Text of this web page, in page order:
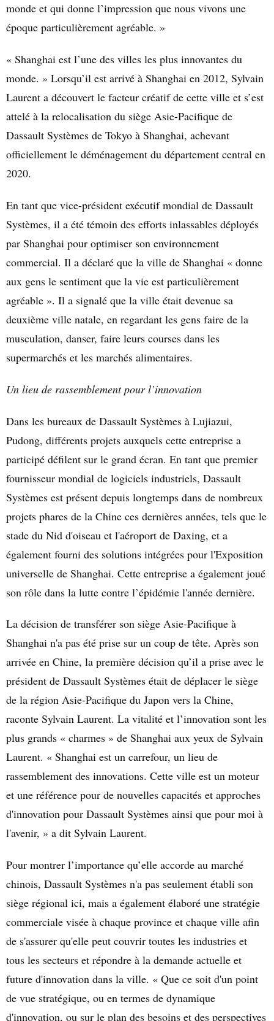
monde et qui donne l’impression que nous vivons une
époque particulièrement agréable. »
« Shanghai est l’une des villes les plus innovantes du
monde. » Lorsqu’il est arrivé à Shanghai en 2012, Sylvain
Laurent a découvert le facteur créatif de cette ville et s’est
attelé à la relocalisation du siège Asie-Pacifique de
Dassault Systèmes de Tokyo à Shanghai, achevant
officiellement le déménagement du département central en
2020.
En tant que vice-président exécutif mondial de Dassault
Systèmes, il a été témoin des efforts inlassables déployés
par Shanghai pour optimiser son environnement
commercial. Il a déclaré que la ville de Shanghai « donne
aux gens le sentiment que la vie est particulièrement
agréable ». Il a signalé que la ville était devenue sa
deuxième ville natale, en regardant les gens faire de la
musculation, danser, faire leurs courses dans les
supermarchés et les marchés alimentaires.
Un lieu de rassemblement pour l’innovation
Dans les bureaux de Dassault Systèmes à Lujiazui,
Pudong, différents projets auxquels cette entreprise a
participé défilent sur le grand écran. En tant que premier
fournisseur mondial de logiciels industriels, Dassault
Systèmes est présent depuis longtemps dans de nombreux
projets phares de la Chine ces dernières années, tels que le
stade du Nid d'oiseau et l'aéroport de Daxing, et a
également fourni des solutions intégrées pour l'Exposition
universelle de Shanghai. Cette entreprise a également joué
son rôle dans la lutte contre l’épidémie l'année dernière.
La décision de transférer son siège Asie-Pacifique à
Shanghai n'a pas été prise sur un coup de tête. Après son
arrivée en Chine, la première décision qu’il a prise avec le
président de Dassault Systèmes était de déplacer le siège
de la région Asie-Pacifique du Japon vers la Chine,
raconte Sylvain Laurent. La vitalité et l’innovation sont les
plus grands « charmes » de Shanghai aux yeux de Sylvain
Laurent. « Shanghai est un carrefour, un lieu de
rassemblement des innovations. Cette ville est un moteur
et une référence pour de nouvelles capacités et approches
d'innovation pour Dassault Systèmes ainsi que pour moi à
l'avenir, » a dit Sylvain Laurent.
Pour montrer l’importance qu’elle accorde au marché
chinois, Dassault Systèmes n'a pas seulement établi son
siège régional ici, mais a également élaboré une stratégie
commerciale visée à chaque province et chaque ville afin
de s'assurer qu'elle peut couvrir toutes les industries et
tous les secteurs et répondre à la demande actuelle et
future d'innovation dans la ville. « Que ce soit d'un point
de vue stratégique, ou en termes de dynamique
d'innovation, ou sur le plan des besoins et des perspectives